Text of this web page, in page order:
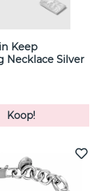
Keep
Necklace Silver
Koop!